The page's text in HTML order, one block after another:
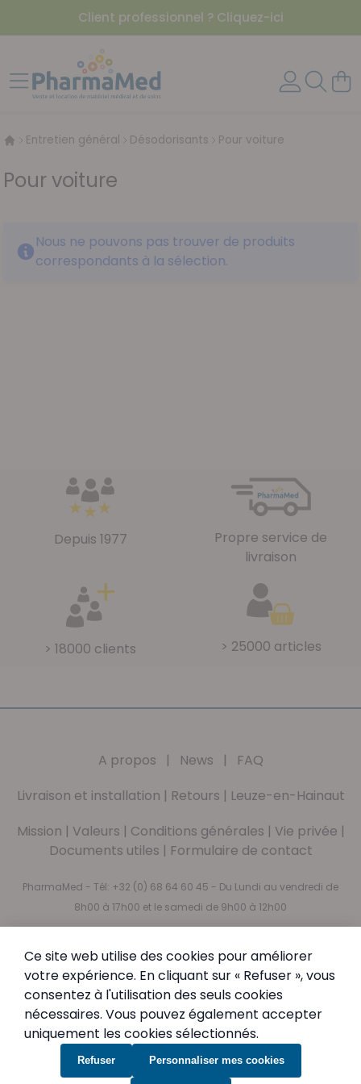
Client professionnel ? Cliquez-ici
Affichage navigation
Entretien général Désodorisants Pour voiture
Pour voiture
Nous ne pouvons pas trouver de produits
correspondants à la sélection.
Depuis 1977
Propre service de
livraison
> 18000 clients > 25000 articles
A propos | News |
FAQ
Livraison et installation | Retours | Leuze-en-Hainaut
Mission | Valeurs | Conditions générales | Vie privée |
Documents utiles | Formulaire de contact
PharmaMed - Tél: +32 (0) 68 64 60 45 - Du Lundi au vendredi de
8h00 à 17h00 et le samedi de 9h00 à 12h00
Abonnez-vous à notre newsletter
Newsletter
Inscription à notre newsletter :
Inscription
En vous abonnant, vous acceptez notre
confidentialité
Ce site web utilise des cookies pour améliorer
votre expérience. En cliquant sur « Refuser », vous
consentez à l'utilisation des seuls cookies
nécessaires. Vous pouvez également accepter
uniquement les cookies sélectionnés.
Refuser Personnaliser mes cookies